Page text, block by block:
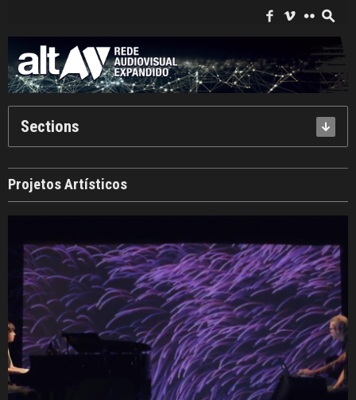
f i c s
Sections
Projetos Artísticos